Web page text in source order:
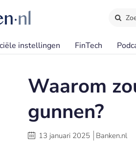
instellingen FinTech
Waarom
gunnen?
13 januari 2025 Banken.nl